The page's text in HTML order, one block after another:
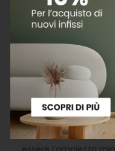
Ogni stanza ha le
favorire l’ingresso
corretto ricambio di
vogliamo
per le finestre in
La legislatura in